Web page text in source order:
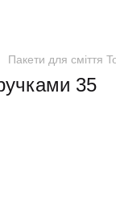
Пакети для сміття
35